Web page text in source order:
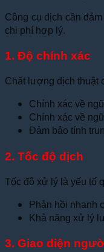
Công cụ dịch cần
chi phí hợp lý.
1. Độ chính xác
Chất lượng dịch thuật
Chính xác về
Chính xác về
Đảm bảo tính
2. Tốc độ dịch
Tốc độ xử lý là yếu tố
Phản hồi nhanh
Khả năng xử lý
3. Giao diện